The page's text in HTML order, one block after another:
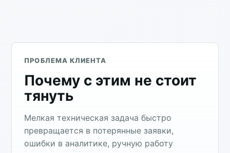
ПРОБЛЕМА КЛИЕНТА
Почему с этим не стоит
тянуть
Мелкая техническая задача быстро
превращается в потерянные заявки,
ошибки в аналитике, ручную работу